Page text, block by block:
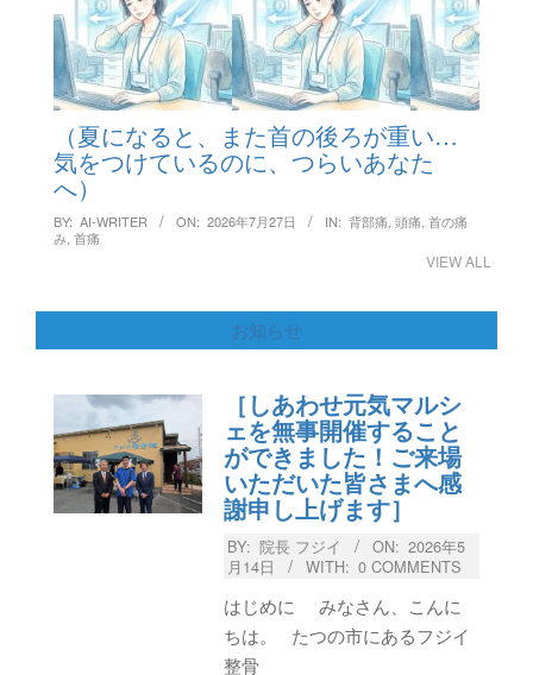
（夏になると、また首の後ろが重い…
気をつけているのに、つらいあなた
へ）
BY: AI-WRITER ON: 2026年7月27日 IN: 背部痛 頭痛 首の痛
み 首痛
VIEW ALL
お知らせ
［しあわせ元気マルシ
ェを無事開催すること
ができました！ご来場
いただいた皆さまへ感
謝申し上げます］
BY: 院長 フジイ ON: 2026年5
月14日
WITH: 0 COMMENTS
はじめに みなさん、こんに
ちは。 たつの市にあるフジイ
整骨